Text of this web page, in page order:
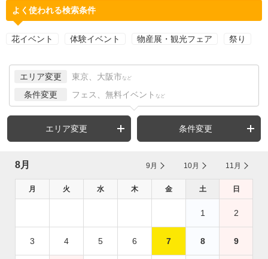
よく使われる検索条件
花イベント 体験イベント 物産展・観光フェア 祭り
エリア変更 東京、大阪市 など
条件変更 フェス、無料イベント など
エリア変更 条件変更
8月 9月 10月 11月
月 火 水 木 金 土 日
1 2
3 4 5 6 7 8 9